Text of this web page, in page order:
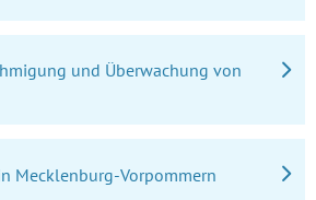
und Überwachung von
Mecklenburg-Vorpommern